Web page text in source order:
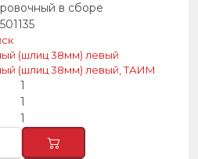
в сборе
(шлиц 38мм) левый
(шлиц 38мм) левый, ТАИМ
1
1
1